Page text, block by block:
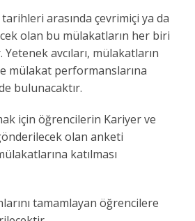
tarihleri arasında çevrimiçi ya da
olan bu mülakatların her biri
avcıları, mülakatların
mülakat performanslarına
bulunacaktır.
için öğrencilerin Kariyer ve
olan anketi
katılması
tamamlayan öğrencilere